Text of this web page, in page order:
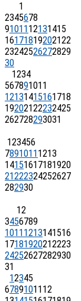
1
2345678
91011 12131415
16171819202122
23242526272829
30
1234
567891011
12131415161718
19202122232425
262728293031
123456
7891011 1213
14151617181920
21222324252627
282930
12
3456789
1011 1213141516
17181920212223
24252627282930
31
12345
67891011 12